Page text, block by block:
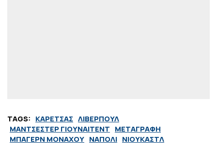
TAGS: ΚΑΡΕΤΣΑΣ ΛΙΒΕΡΠΟΥΛ
ΜΑΝΤΣΕΣΤΕΡ ΓΙΟΥΝΑΙΤΕΝΤ ΜΕΤΑΓΡΑΦΗ
ΜΠΑΓΕΡΝ ΜΟΝΑΧΟΥ ΝΑΠΟΛΙ ΝΙΟΥΚΑΣΤΛ